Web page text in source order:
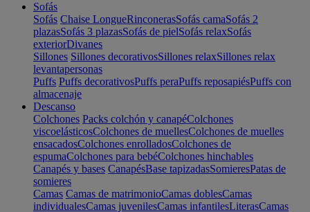
Sofás
Sofás Chaise LongueRinconerasSofás camaSofás 2
plazasSofás 3 plazasSofás de pielSofás relaxSofás
exteriorDivanes
Sillones Sillones decorativosSillones relaxSillones relax
levantapersonas
Puffs Puffs decorativosPuffs peraPuffs reposapiésPuffs con
almacenaje
Descanso
Colchones Packs colchón y canapéColchones
viscoelásticosColchones de muellesColchones de muelles
ensacadosColchones enrolladosColchones de
espumaColchones para bebéColchones hinchables
Canapés y bases CanapésBase tapizadasSomieresPatas de
somieres
Camas Camas de matrimonioCamas doblesCamas
individualesCamas juvenilesCamas infantilesLiterasCamas